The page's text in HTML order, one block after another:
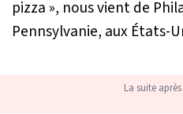
pizza », nous vient de
Pennsylvanie, aux États-
La suite